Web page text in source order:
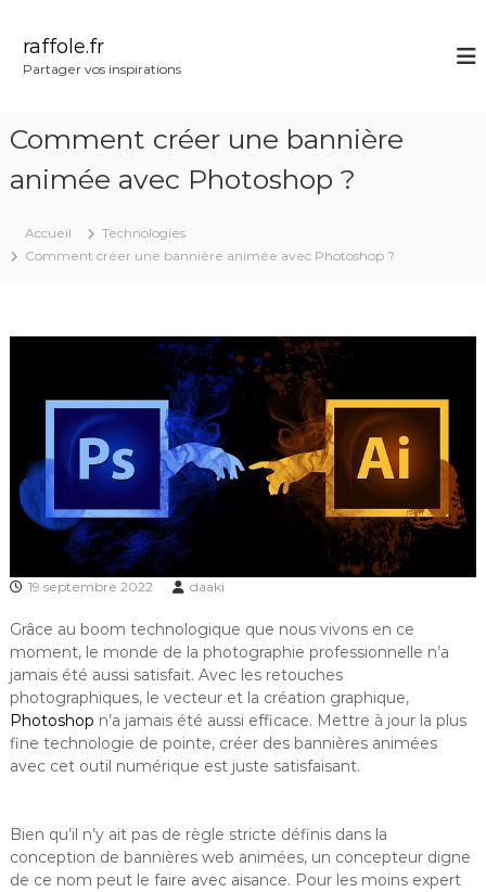
raffole.fr
Partager vos inspirations
Comment créer une bannière
animée avec Photoshop ?
Accueil
Technologies
Comment créer une bannière animée avec Photoshop ?
19 septembre 2022 daaki
Grâce au boom technologique que nous vivons en ce
moment, le monde de la photographie professionnelle n’a
jamais été aussi satisfait. Avec les retouches
photographiques, le vecteur et la création graphique,
Photoshop n’a jamais été aussi efficace. Mettre à jour la plus
fine technologie de pointe, créer des bannières animées
avec cet outil numérique est juste satisfaisant.
Bien qu’il n’y ait pas de règle stricte définis dans la
conception de bannières web animées, un concepteur digne
de ce nom peut le faire avec aisance. Pour les moins expert